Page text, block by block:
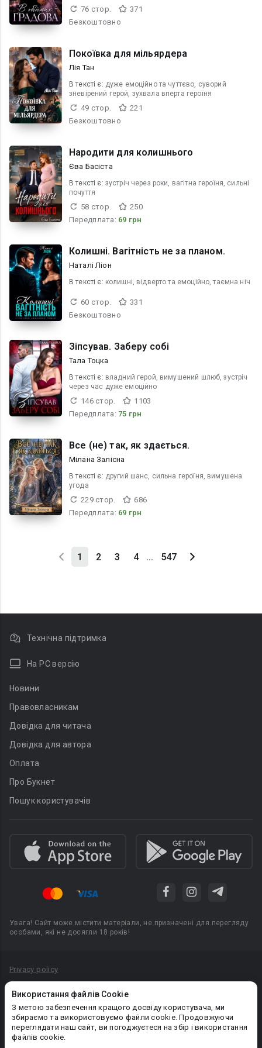
76 стор.
371
Безкоштовно
Покоївка для мільярдера
Лія Тан
В текcті є: дуже емоційно та чуттєво, суворий
зневірений герой, зухвала вперта героїня
49 стор.
221
Безкоштовно
Народити для колишнього
Єва Басіста
В текcті є: зустріч через роки, вагітна героїня, сильні
почуття
58 стор.
250
Передплата: 69 грн
Колишні. Вагітність не за планом.
Наталі Ліон
В текcті є: колишні, відверто та емоційно, таємна ніч
60 стор.
331
Безкоштовно
Зіпсував. Заберу собі
Тала Тоцка
В текcті є: владний герой, вимушений шлюб, зустріч
через час дуже емоційно
146 стор.
1103
Передплата: 75 грн
Все (не) так, як здається.
Мілана Залісна
В текcті є: другий шанс, сильна героїня, вимушена
угода
229 стор.
686
Передплата: 69 грн
1 2 3 4 ... 547
Використання файлів Cookie
З метою забезпечення кращого досвіду користувача, ми
збираємо та використовуємо файли cookie. Продовжуючи
переглядати наш сайт, ви погоджуєтеся на збір і використання
файлів cookie.
Технічна підтримка
На PC версію
Новини
Правовласникам
Довідка для читача
Довідка для автора
Оплата
Про Букнет
Пошук користувачів
Увага! Сайт може містити матеріали, не призначені для перегляду
особами, які не досягли 18 років!
Privacy policy
Політика конфіденційності
Правила публікації авторського контенту
PR-вiддiл: pr@booknet.com